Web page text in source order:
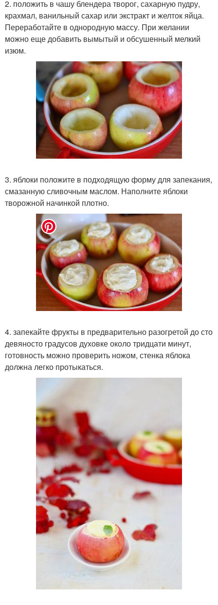
2. положить в чашу блендера творог, сахарную пудру,
крахмал, ванильный сахар или экстракт и желток яйца.
Переработайте в однородную массу. При желании
можно еще добавить вымытый и обсушенный мелкий
изюм.
3. яблоки положите в подходящую форму для запекания,
смазанную сливочным маслом. Наполните яблоки
творожной начинкой плотно.
4. запекайте фрукты в предварительно разогретой до сто
девяносто градусов духовке около тридцати минут,
готовность можно проверить ножом, стенка яблока
должна легко протыкаться.